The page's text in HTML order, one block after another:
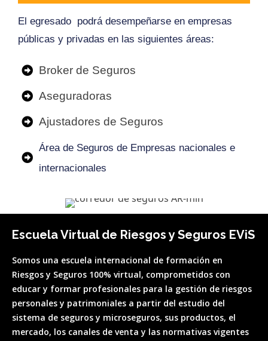
El egresado podrá desempeñarse en empresas
públicas y privadas en las siguientes áreas:
Broker de Seguros
Aseguradoras
Ajustadores de Seguros
Área de Seguros de Empresas nacionales e
internacionales
Escuela Virtual de Riesgos y Seguros EViS
Somos una escuela internacional de formación en
Riesgos y Seguros 100% virtual, comprometidos con
educar y formar profesionales para la gestión de riesgos
personales y patrimoniales a partir del estudio del
sistema de seguros y microseguros, sus productos, el
mercado, los canales de venta y las normativas vigentes